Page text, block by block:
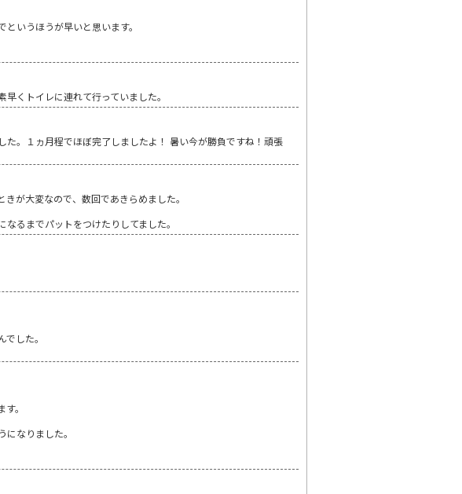
いうほうが早いと思います。
くトイレに連れて行っていました。
。１ヵ月程でほぼ完了しましたよ！ 暑い今が勝負ですね！頑張
が大変なので、数回であきらめました。
るまでパットをつけたりしてました。
した。
。
なりました。